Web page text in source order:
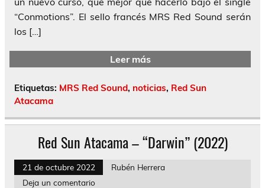
“Conmotions”. El sello francés MRS Red Sound serán
los […]
Leer más
Etiquetas: MRS Red Sound, noticias, Red Sun
Atacama
Red Sun Atacama – “Darwin” (2022)
21 de octubre 2022
Rubén Herrera
Deja un comentario